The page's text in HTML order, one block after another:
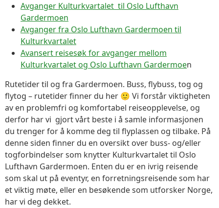
Avganger Kulturkvartalet til Oslo Lufthavn
Gardermoen
Avganger fra Oslo Lufthavn Gardermoen til
Kulturkvartalet
Avansert reisesøk for avganger mellom
Kulturkvartalet og Oslo Lufthavn Gardermoen
Rutetider til og fra Gardermoen. Buss, flybuss, tog og
flytog – rutetider finner du her 🙂 Vi forstår viktigheten
av en problemfri og komfortabel reiseopplevelse, og
derfor har vi gjort vårt beste i å samle informasjonen
du trenger for å komme deg til flyplassen og tilbake. På
denne siden finner du en oversikt over buss- og/eller
togforbindelser som knytter Kulturkvartalet til Oslo
Lufthavn Gardermoen. Enten du er en ivrig reisende
som skal ut på eventyr, en forretningsreisende som har
et viktig møte, eller en besøkende som utforsker Norge,
har vi deg dekket.